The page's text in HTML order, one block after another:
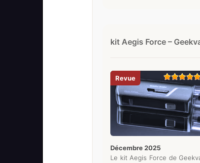
kit Aegis Force –
décembre 2025
Le kit Aegis Force de